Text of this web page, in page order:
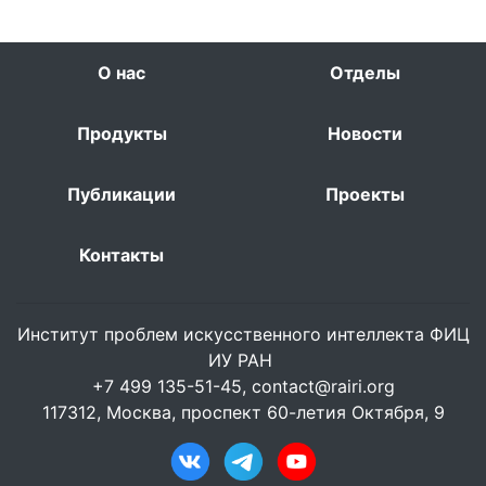
О нас Отделы
Продукты Новости
Публикации Проекты
Контакты
Институт проблем искусственного интеллекта ФИЦ
ИУ РАН
+7 499 135-51-45, contact@rairi.org
117312, Москва, проспект 60-летия Октября, 9